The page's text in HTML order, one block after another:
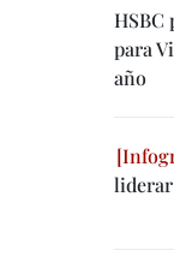
HSBC
para
año
liderar